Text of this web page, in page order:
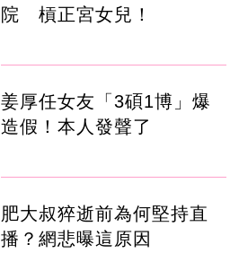
院 槓正宮女兒！
姜厚任女友「3碩1博」爆
造假！本人發聲了
肥大叔猝逝前為何堅持直
播？網悲曝這原因